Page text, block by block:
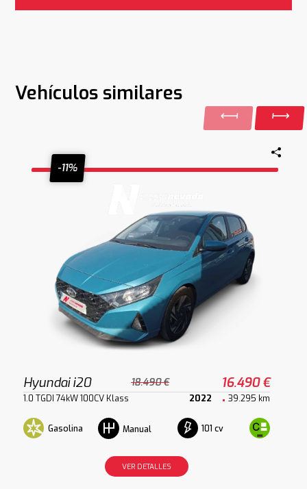
Vehículos similares
-11%
Hyundai i20 18.490 € 16.490 €
1.0 TGDI 74kW 100CV Klass 2022 39.295 km
Gasolina Manual 101 cv
VER DETALLES